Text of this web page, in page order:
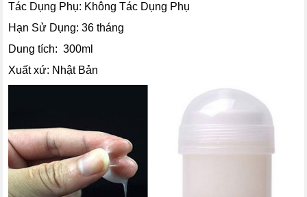
Tác Dụng Phụ: Không Tác Dụng Phụ
Hạn Sử Dụng: 36 tháng
Dung tích: 300ml
Xuất xứ: Nhật Bản